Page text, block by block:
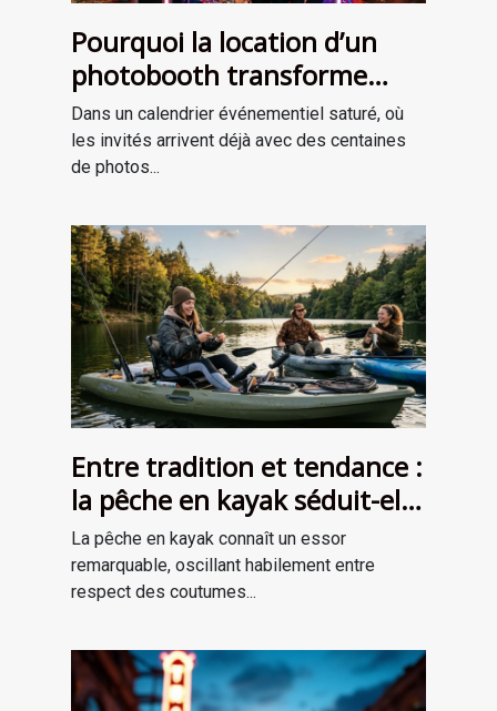
Pourquoi la location d’un
photobooth transforme
l’ambiance de votre
événement
Dans un calendrier événementiel saturé, où
les invités arrivent déjà avec des centaines
de photos...
Entre tradition et tendance :
la pêche en kayak séduit-elle
une nouvelle génération ?
La pêche en kayak connaît un essor
remarquable, oscillant habilement entre
respect des coutumes...